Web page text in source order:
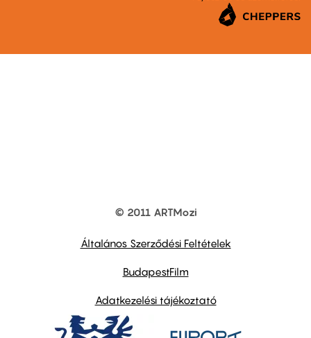
© 2011 ARTMozi
Általános Szerződési Feltételek
BudapestFilm
Adatkezelési tájékoztató